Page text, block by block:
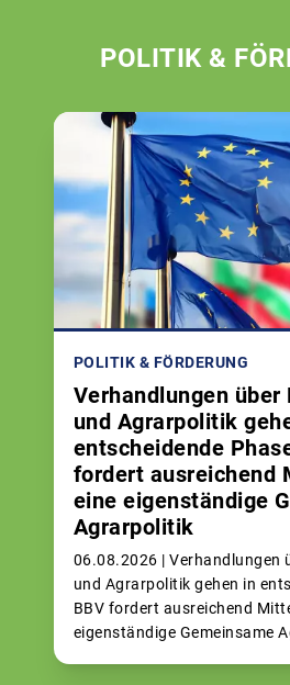
POLITIK &
POLITIK & FÖRDERUNG
Verhandlungen über
und Agrarpolitik
entscheidende
fordert ausreichend
eine eigenständige
Agrarpolitik
06.08.2026 | Verhandlungen
und Agrarpolitik gehen in
BBV fordert ausreichend
eigenständige Gemeinsame